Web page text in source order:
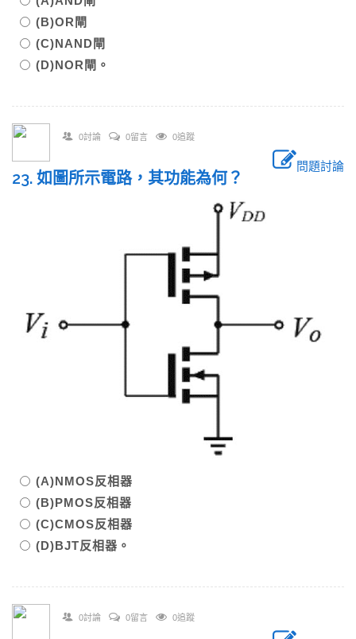
(B)OR閘
(C)NAND閘
(D)NOR閘。
0討論 0留言 0追蹤
問題討論
23. 如圖所示電路，其功能為何？
(A)NMOS反相器
(B)PMOS反相器
(C)CMOS反相器
(D)BJT反相器。
0討論 0留言 0追蹤